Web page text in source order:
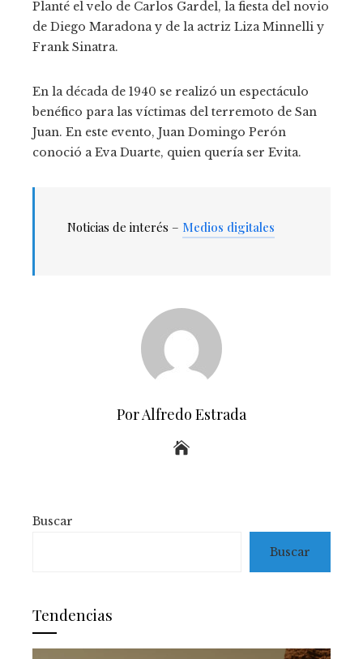
Planté el velo de Carlos Gardel, la fiesta del novio
de Diego Maradona y de la actriz Liza Minnelli y
Frank Sinatra.
En la década de 1940 se realizó un espectáculo
benéfico para las víctimas del terremoto de San
Juan. En este evento, Juan Domingo Perón
conoció a Eva Duarte, quien quería ser Evita.
Noticias de interés – Medios digitales
Por Alfredo Estrada
Buscar
Buscar
Tendencias